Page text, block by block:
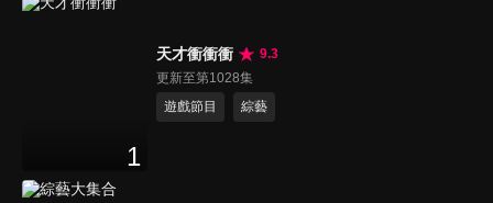
1
天才衝衝衝
9.3
更新至第1028集
遊戲節目
綜藝